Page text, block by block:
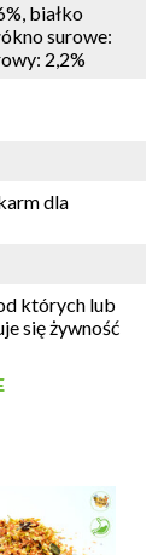
białko
surowe:
2,2%
dla
których lub
się żywność